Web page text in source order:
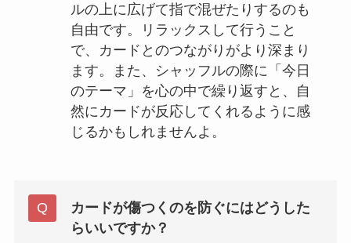
ルの上に広げて指で混ぜたりするのも
自由です。リラックスして行うこと
で、カードとのつながりがより深まり
ます。また、シャッフルの際に「今日
のテーマ」を心の中で繰り返すと、自
然にカードが反応してくれるように感
じるかもしれませんよ。
カードが傷つくのを防ぐにはどうした
らいいですか？